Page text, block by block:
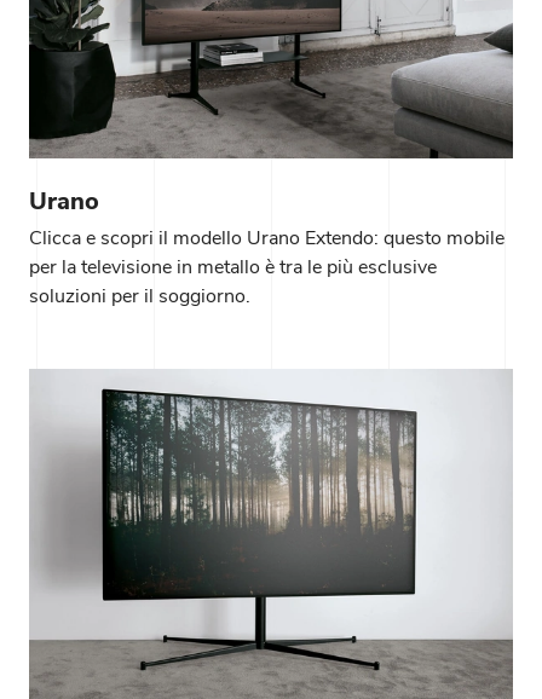
Urano
Clicca e scopri il modello Urano Extendo: questo mobile
per la televisione in metallo è tra le più esclusive
soluzioni per il soggiorno.